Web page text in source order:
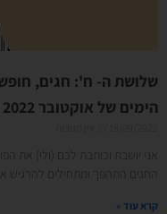
שלושת ה- ח': חגים,
הימים של אוקטובר 2022 עכשיו באוויר
אני יושבת וכותבת לכם (ולי)
החגים התהפך ומתחילים להרגיש
קרא עוד »